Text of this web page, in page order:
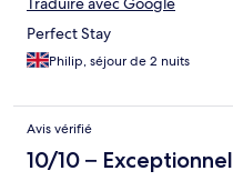
Perfect Stay
Philip, séjour de 2 nuits
Avis vérifié
10/10 – Exceptionnel